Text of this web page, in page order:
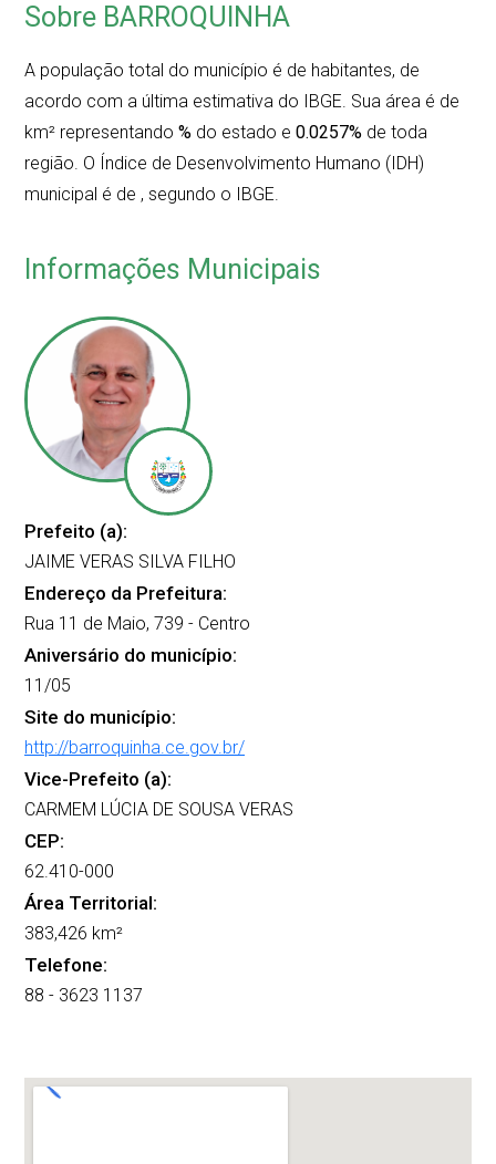
Sobre BARROQUINHA
A população total do município é de habitantes, de
acordo com a última estimativa do IBGE. Sua área é de
km² representando % do estado e 0.0257% de toda
região. O Índice de Desenvolvimento Humano (IDH)
municipal é de , segundo o IBGE.
Informações Municipais
Prefeito (a):
JAIME VERAS SILVA FILHO
Endereço da Prefeitura:
Rua 11 de Maio, 739 - Centro
Aniversário do município:
11/05
Site do município:
http://barroquinha.ce.gov.br/
Vice-Prefeito (a):
CARMEM LÚCIA DE SOUSA VERAS
CEP:
62.410-000
Área Territorial:
383,426 km²
Telefone:
88 - 3623 1137